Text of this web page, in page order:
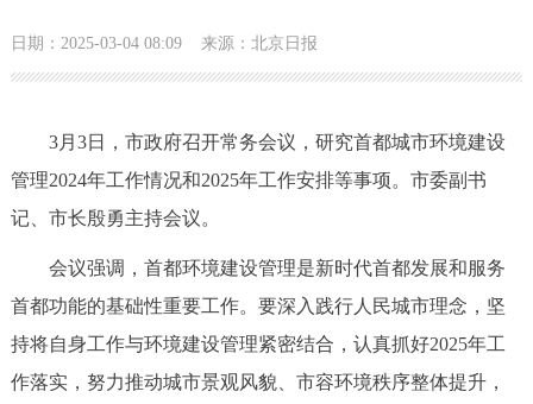
市领导 机构职能 政策服务
专题公开
政务服务
日期：2025-03-04 08:09 来源：北京日报
3月3日，市政府召开常务会议，研究首都城市环境建设
管理2024年工作情况和2025年工作安排等事项。市委副书
记、市长殷勇主持会议。
会议强调，首都环境建设管理是新时代首都发展和服务
首都功能的基础性重要工作。要深入践行人民城市理念，坚
持将自身工作与环境建设管理紧密结合，认真抓好2025年工
作落实，努力推动城市景观风貌、市容环境秩序整体提升，